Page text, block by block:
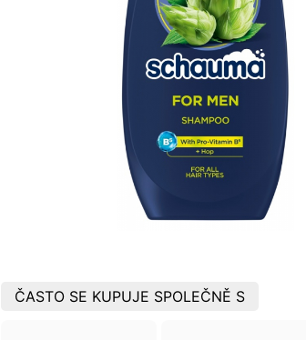
ČASTO SE KUPUJE SPOLEČNĚ S